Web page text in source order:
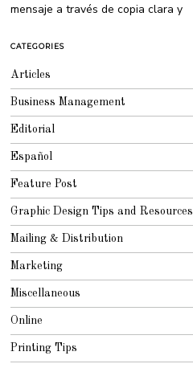
2
mensaje a través de copia clara y
CATEGORIES
Articles
Business Management
Editorial
Español
Feature Post
Graphic Design Tips and Resources
Mailing & Distribution
Marketing
Miscellaneous
Online
Printing Tips